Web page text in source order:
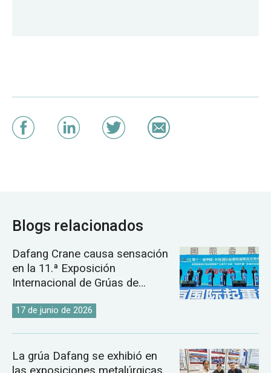
Blogs relacionados
Dafang Crane causa sensación
en la 11.ª Exposición
Internacional de Grúas de
17 de junio de 2026
La grúa Dafang se exhibió en